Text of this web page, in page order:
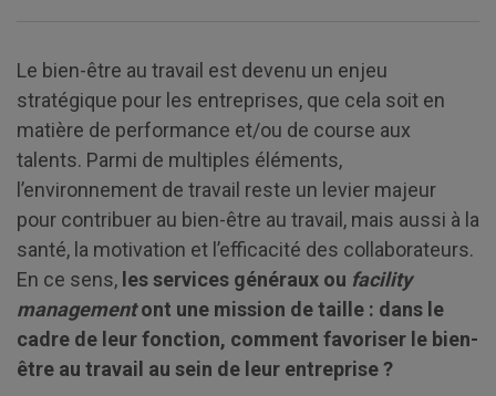
Le bien-être au travail est devenu un enjeu
stratégique pour les entreprises, que cela soit en
matière de performance et/ou de course aux
talents. Parmi de multiples éléments,
l’environnement de travail reste un levier majeur
pour contribuer au bien-être au travail, mais aussi à la
santé, la motivation et l’efficacité des collaborateurs.
En ce sens, les services généraux ou facility
managementont une mission de taille : dans le
cadre de leur fonction, comment favoriser le bien-
être au travail au sein de leur entreprise ?